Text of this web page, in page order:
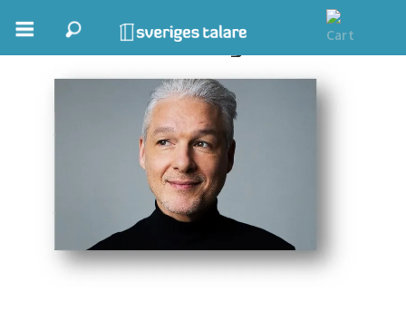
Boka ett möte
Inspirerande Föreläsare
Personlig utveckling, målsättning
Mathias Holmgren